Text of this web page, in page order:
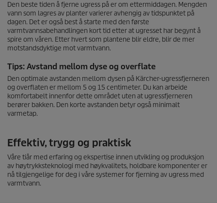
Den beste tiden å fjerne ugress på er om ettermiddagen. Mengden
vann som lagres av planter varierer avhengig av tidspunktet på
dagen. Det er også best å starte med den første
varmtvannsabehandlingen kort tid etter at ugresset har begynt å
spire om våren. Etter hvert som plantene blir eldre, blir de mer
motstandsdyktige mot varmtvann.
Tips: Avstand mellom dyse og overflate
Den optimale avstanden mellom dysen på Kärcher-ugressfjerneren
og overflaten er mellom 5 og 15 centimeter. Du kan arbeide
komfortabelt innenfor dette området uten at ugressfjerneren
berører bakken. Den korte avstanden betyr også minimalt
varmetap.
Effektiv, trygg og praktisk
Våre tiår med erfaring og ekspertise innen utvikling og produksjon
av høytrykksteknologi med høykvalitets, holdbare komponenter er
nå tilgjengelige for deg i våre systemer for fjerning av ugress med
varmtvann.